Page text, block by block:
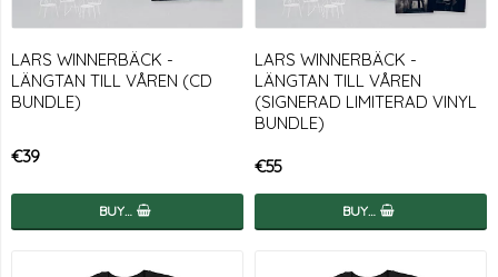
LARS WINNERBÄCK -
LÄNGTAN TILL VÅREN (CD
BUNDLE)
€39
BUY…
LARS WINNERBÄCK -
LÄNGTAN TILL VÅREN
(SIGNERAD LIMITERAD VINYL
BUNDLE)
€55
BUY…